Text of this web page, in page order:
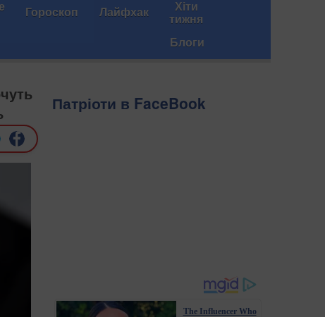
Гороскоп Лайфхак Хіти
тижня
Блоги
Патріоти в FaceBook
The Influencer Who